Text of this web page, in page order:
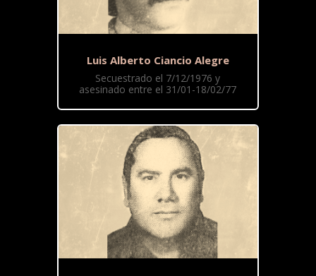
Luis Alberto Ciancio Alegre
Secuestrado el 7/12/1976 y
asesinado entre el 31/01-18/02/77